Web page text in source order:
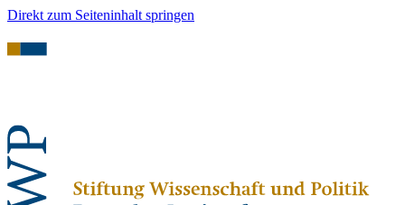
Direkt zum Seiteninhalt springen